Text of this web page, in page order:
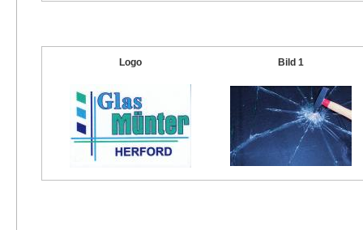
Logo Bild 1